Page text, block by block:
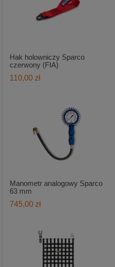
Hak holowniczy Sparco
czerwony (FIA)
110,00 zł
Manometr analogowy Sparco
63 mm
745,00 zł